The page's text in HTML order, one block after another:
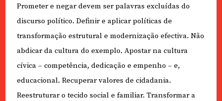
Prometer e negar devem ser palavras excluídas do
discurso político. Definir e aplicar políticas de
transformação estrutural e modernização efectiva. Não
abdicar da cultura do exemplo. Apostar na cultura
cívica – competência, dedicação e empenho – e,
educacional. Recuperar valores de cidadania.
Reestruturar o tecido social e familiar. Transformar a